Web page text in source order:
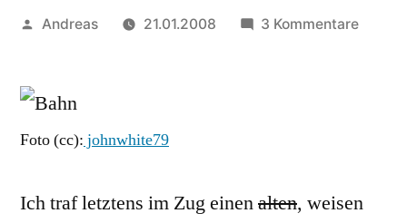
Veröffentlicht
Andreas 21.01.2008 3 Kommentarezu
Foto (cc): johnwhite79
Ich traf letztens im Zug einenalten, weisen